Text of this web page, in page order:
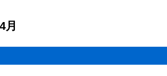
月